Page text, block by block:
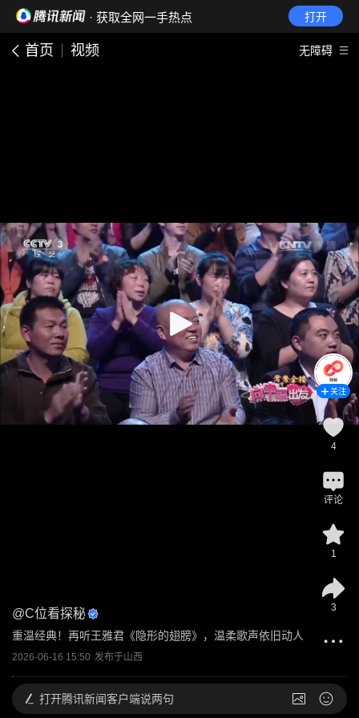
· 获取全网一手热点 打开
首页 视频 无障碍
@C位看探秘
重温经典！再听王雅君《隐形的翅膀》，温柔歌声依旧动人
2026-06-16 15:50 发布于山西
关注
4
评论
1
3
打开腾讯新闻客户端说两句